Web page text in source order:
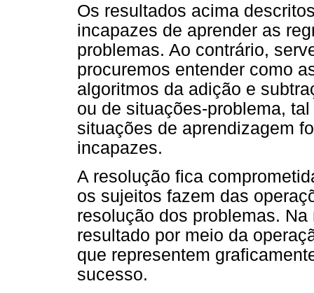
Os resultados acima
incapazes de aprender as
problemas. Ao contrário,
procuremos entender como
algoritmos da adição e
ou de situações-problema,
situações de aprendizagem
incapazes.
A resolução fica
os sujeitos fazem das
resolução dos problemas.
resultado por meio da
que representem
sucesso.